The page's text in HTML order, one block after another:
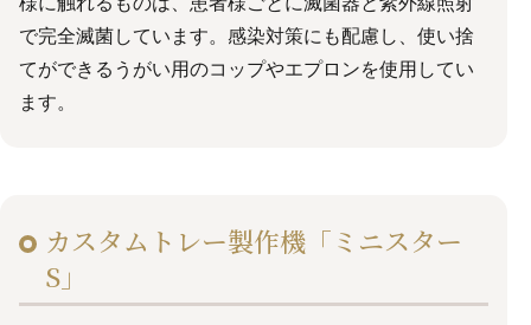
で完全滅菌しています。感染対策にも配慮し、使い捨
てができるうがい用のコップやエプロンを使用してい
ます。
カスタムトレー製作機「ミニスター
S」